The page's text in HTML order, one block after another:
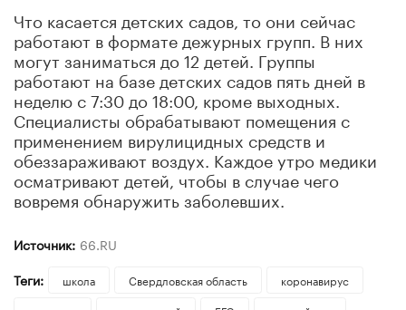
Что касается детских садов, то они сейчас
работают в формате дежурных групп. В них
могут заниматься до 12 детей. Группы
работают на базе детских садов пять дней в
неделю с 7:30 до 18:00, кроме выходных.
Специалисты обрабатывают помещения с
применением вирулицидных средств и
обеззараживают воздух. Каждое утро медики
осматривают детей, чтобы в случае чего
вовремя обнаружить заболевших.
Источник: 66.RU
Теги:
школа Свердловская область
коронавирус